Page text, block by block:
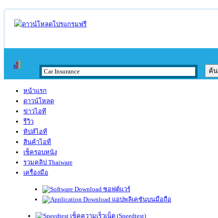
หน้าแรก
ดาวน์โหลด
ข่าวไอที
รีวิว
ทิปส์ไอที
สินค้าไอที
เช็ครอบหนัง
รวมคลิป Thaiware
เครื่องมือ
ซอฟต์แวร์
แอปพลิเคชันบนมือถือ
เช็คความเร็วเน็ต (Speedtest)